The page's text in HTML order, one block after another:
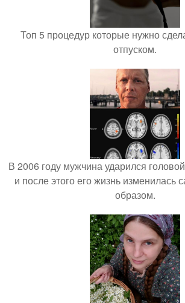
Топ 5 процедур которые нужно
отпуском.
В 2006 году мужчина ударился
и после этого его жизнь
образом.